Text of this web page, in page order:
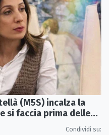
(M5S) incalza la
si faccia prima delle
Condividi su: